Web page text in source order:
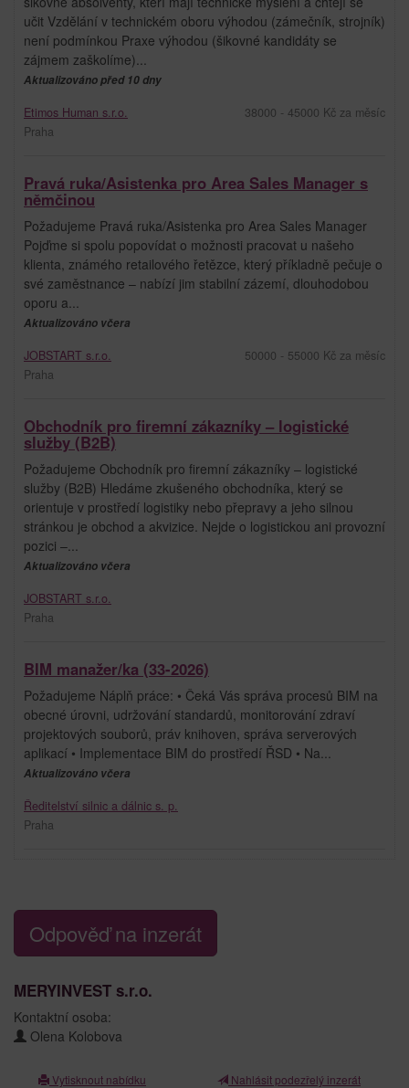
učit Vzdělání v technickém oboru výhodou (zámečník, strojník)
není podmínkou Praxe výhodou (šikovné kandidáty se
zájmem zaškolíme)...
Aktualizováno před 10 dny
Etimos Human s.r.o.
Praha
38000 - 45000 Kč za měsíc
Pravá ruka/Asistenka pro Area Sales Manager s
němčinou
Požadujeme Pravá ruka/Asistenka pro Area Sales Manager
Pojďme si spolu popovídat o možnosti pracovat u našeho
klienta, známého retailového řetězce, který příkladně pečuje o
své zaměstnance – nabízí jim stabilní zázemí, dlouhodobou
oporu a...
Aktualizováno včera
JOBSTART s.r.o.
Praha
50000 - 55000 Kč za měsíc
Obchodník pro firemní zákazníky – logistické
služby (B2B)
Požadujeme Obchodník pro firemní zákazníky – logistické
služby (B2B) Hledáme zkušeného obchodníka, který se
orientuje v prostředí logistiky nebo přepravy a jeho silnou
stránkou je obchod a akvizice. Nejde o logistickou ani provozní
pozici –...
Aktualizováno včera
JOBSTART s.r.o.
Praha
BIM manažer/ka (33-2026)
Požadujeme Náplň práce: • Čeká Vás správa procesů BIM na
obecné úrovni, udržování standardů, monitorování zdraví
projektových souborů, práv knihoven, správa serverových
aplikací • Implementace BIM do prostředí ŘSD • Na...
Aktualizováno včera
Ředitelství silnic a dálnic s. p.
Praha
Odpověď na inzerát
MERYINVEST s.r.o.
Kontaktní osoba:
Olena Kolobova
Vytisknout nabídku Nahlásit podezřelý inzerát